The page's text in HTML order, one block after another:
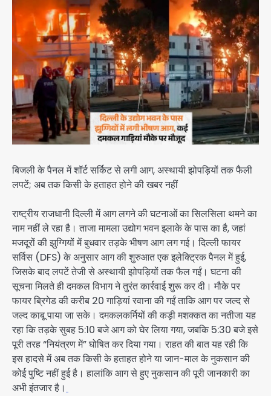
बिजली के पैनल में शॉर्ट सर्किट से लगी आग, अस्थायी झोपड़ियों तक फैली
लपटें; अब तक किसी के हताहत होने की खबर नहीं
राष्ट्रीय राजधानी दिल्ली में आग लगने की घटनाओं का सिलसिला थमने का
नाम नहीं ले रहा है। ताजा मामला उद्योग भवन इलाके के पास का है, जहां
मजदूरों की झुग्गियों में बुधवार तड़के भीषण आग लग गई। दिल्ली फायर
सर्विस (DFS) के अनुसार आग की शुरुआत एक इलेक्ट्रिक पैनल में हुई,
जिसके बाद लपटें तेजी से अस्थायी झोपड़ियों तक फैल गईं। घटना की
सूचना मिलते ही दमकल विभाग ने तुरंत कार्रवाई शुरू कर दी। मौके पर
फायर ब्रिगेड की करीब 20 गाड़ियां रवाना की गईं ताकि आग पर जल्द से
जल्द काबू पाया जा सके। दमकलकर्मियों की कड़ी मशक्कत का नतीजा यह
रहा कि तड़के सुबह 5:10 बजे आग को घेर लिया गया, जबकि 5:30 बजे इसे
पूरी तरह “नियंत्रण में” घोषित कर दिया गया। राहत की बात यह रही कि
इस हादसे में अब तक किसी के हताहत होने या जान-माल के नुकसान की
कोई पुष्टि नहीं हुई है। हालांकि आग से हुए नुकसान की पूरी जानकारी का
अभी इंतजार है।